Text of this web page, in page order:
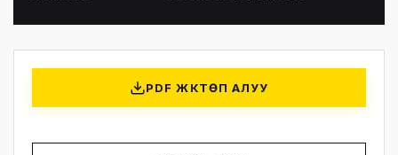
PDF ЖҮКТӨП АЛУУ